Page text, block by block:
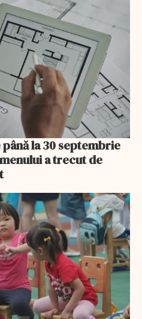
la 30 septembrie
a trecut de